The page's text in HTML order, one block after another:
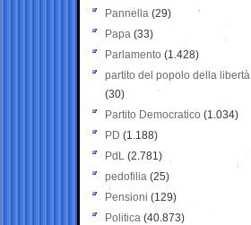
Pannella (29)
Papa (33)
Parlamento (1.428)
partito del popolo della libertà
(30)
Partito Democratico (1.034)
PD (1.188)
PdL (2.781)
pedofilia (25)
Pensioni (129)
Politica (40.873)